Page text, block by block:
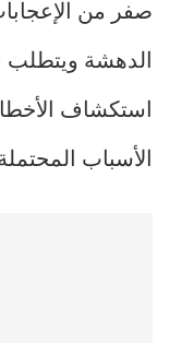
صفر من
الدهشة ويتطلب
استكشاف
الأسباب